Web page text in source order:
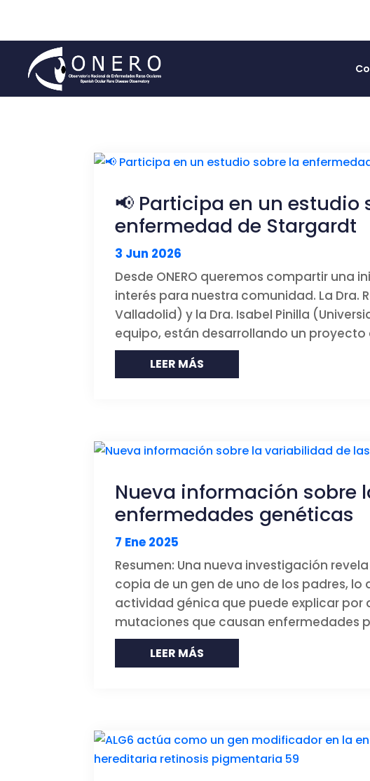
📢 Participa en un estudio
enfermedad de Stargardt
3 Jun 2026
Desde ONERO queremos compartir una
interés para nuestra comunidad. La Dra.
Valladolid) y la Dra. Isabel Pinilla
equipo, están desarrollando un proyecto
LEER MÁS
Nueva información sobre
enfermedades genéticas
7 Ene 2025
Resumen: Una nueva investigación
copia de un gen de uno de los padres, lo
actividad génica que puede explicar por
mutaciones que causan enfermedades
LEER MÁS